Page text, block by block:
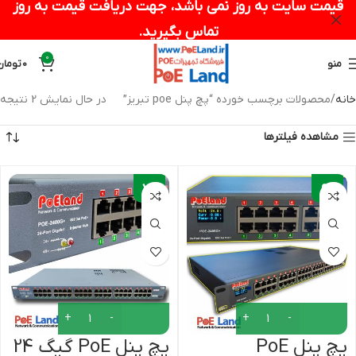
منو 0
0
خانه محصولات برچسب خورده “پچ پنل poe تبریز” در حال نمایش 2 نتیجه
مشاهده فیلترها
-
9%
پچ پنل PoE
-
7%
پچ پنل PoE گیگ 24
قیمت سایت به روز نمی باشد، جهت دریافت قیمت به روز
تماس بگیرید.